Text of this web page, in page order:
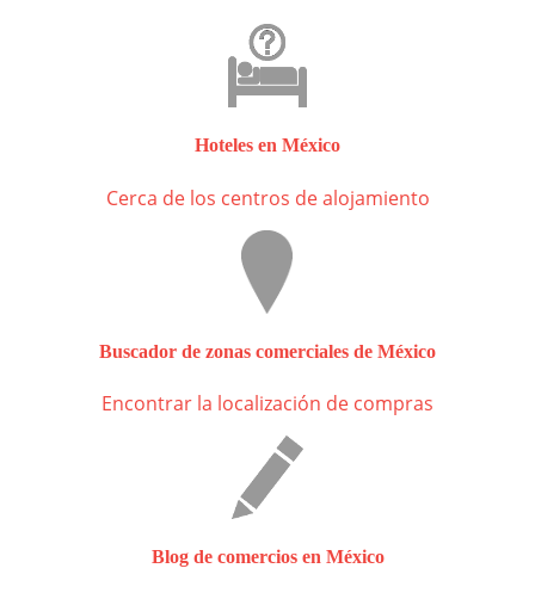
Hoteles en México
Cerca de los centros de alojamiento
Buscador de zonas comerciales de México
Encontrar la localización de compras
Blog de comercios en México